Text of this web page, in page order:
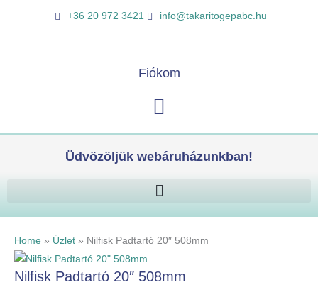
+36 20 972 3421 info@takaritogepabc.hu
Fiókom
Kosár
Üdvözöljük webáruházunkban!
Home » Üzlet » Nilfisk Padtartó 20″ 508mm
Nilfisk Padtartó 20″ 508mm